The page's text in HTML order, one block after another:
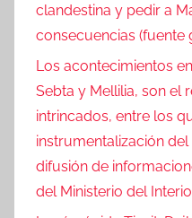
clandestina y pedir a
consecuencias
Los acontecimientos
Sebta y Mellilia, son el
intrincados, entre los
instrumentalización
difusión de
del Ministerio del